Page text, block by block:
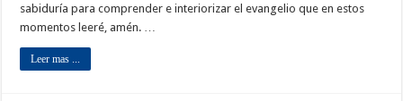
sabiduría para comprender e interiorizar el evangelio que en estos
momentos leeré, amén. …
Leer mas ...